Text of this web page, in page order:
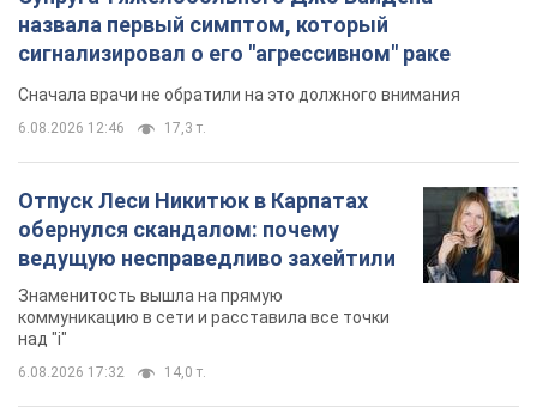
назвала первый симптом, который
сигнализировал о его "агрессивном" раке
Сначала врачи не обратили на это должного внимания
6.08.2026 12:46 17,3 т.
Отпуск Леси Никитюк в Карпатах
обернулся скандалом: почему
ведущую несправедливо захейтили
Знаменитость вышла на прямую
коммуникацию в сети и расставила все точки
над "i"
6.08.2026 17:32 14,0 т.